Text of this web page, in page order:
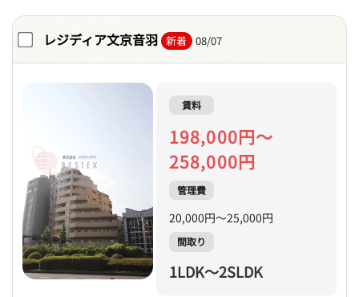
レジディア文京音羽 新着 08/07
賃料
198,000円～
258,000円
管理費
20,000円～25,000円
間取り
1LDK～2SLDK